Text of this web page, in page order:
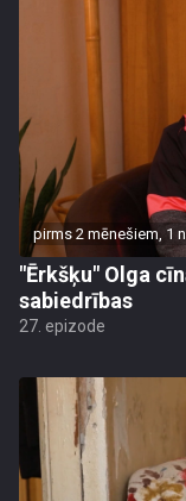
pirms 2 mēnešiem, 1
"Ērkšķu" Olga
sabiedrības
27. epizode